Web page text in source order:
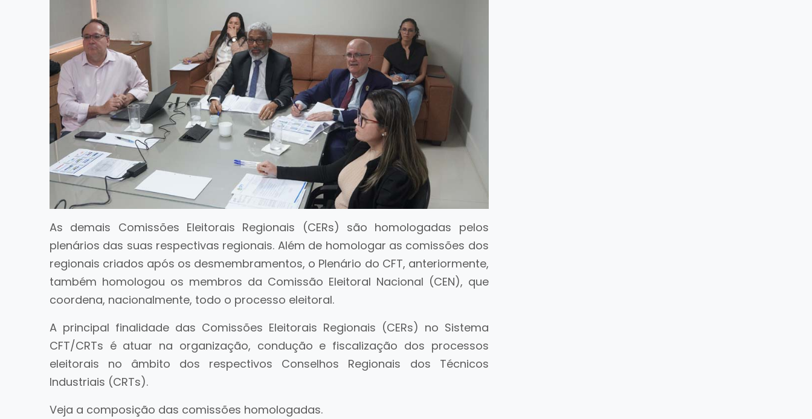
As demais Comissões Eleitorais Regionais (CERs) são homologadas pelos
plenários das suas respectivas regionais. Além de homologar as comissões dos
regionais criados após os desmembramentos, o Plenário do CFT, anteriormente,
também homologou os membros da Comissão Eleitoral Nacional (CEN), que
coordena, nacionalmente, todo o processo eleitoral.
A principal finalidade das Comissões Eleitorais Regionais (CERs) no Sistema
CFT/CRTs é atuar na organização, condução e fiscalização dos processos
eleitorais no âmbito dos respectivos Conselhos Regionais dos Técnicos
Industriais (CRTs).
Veja a composição das comissões homologadas.